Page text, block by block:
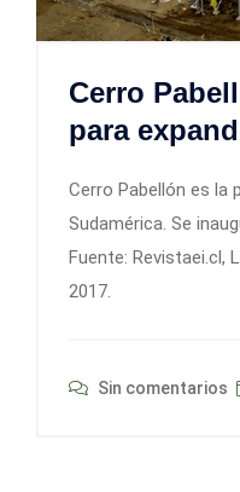
Cerro
para
Cerro Pabellón es la
Sudamérica. Se
Fuente: Revistaei.cl,
2017.
Sin comentarios